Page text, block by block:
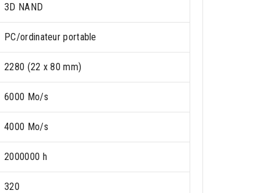
3D NAND
PC/ordinateur portable
2280 (22 x 80 mm)
6000 Mo/s
4000 Mo/s
2000000 h
320